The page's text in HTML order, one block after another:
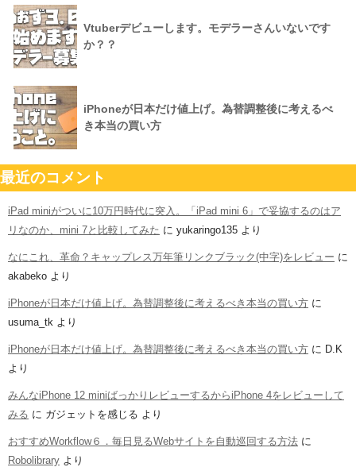
Vtuberデビューします。モデラーさんいないです
か？？
iPhoneが日本だけ値上げ。為替調整後に考えるべ
き本当の買い方
最近のコメント
iPad miniがついに10万円時代に突入。「iPad mini 6」で妥協するのはア
リなのか、mini 7と比較してみた に yukaringo135 より
なにこれ、革命？キャップレス万年筆リンクブラック(中字)をレビュー に
akabeko より
iPhoneが日本だけ値上げ。為替調整後に考えるべき本当の買い方 に
usuma_tk より
iPhoneが日本だけ値上げ。為替調整後に考えるべき本当の買い方 に D.K
より
みんなiPhone 12 miniばっかりレビューするからiPhone 4をレビューして
みる に ガジェットを感じる より
おすすめWorkflow６．毎日見るWebサイトを自動巡回する方法 に
Robolibrary より